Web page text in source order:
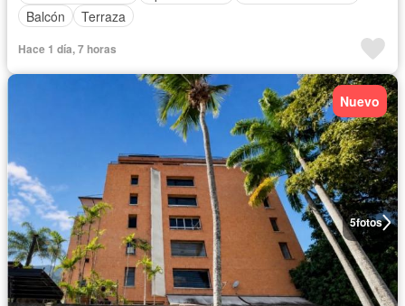
Balcón
Terraza
Hace 1 día, 7 horas
5fotos
Nuevo